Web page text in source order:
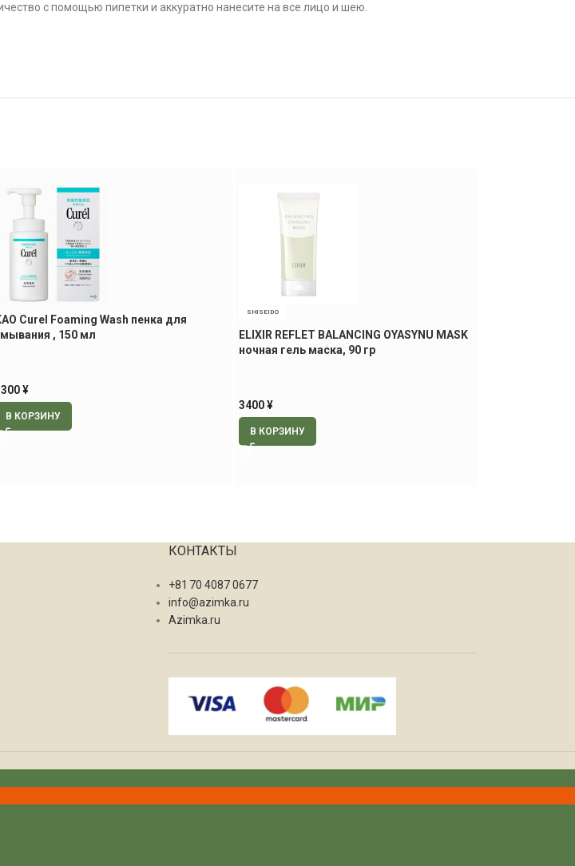
с помощью пипетки и аккуратно нанесите на все лицо и шею.
Curel Foaming Wash пенка для
, 150 мл
¥
В КОРЗИНУ
SHISEIDO
ELIXIR REFLET BALANCING OYASYNU MASK
ночная гель маска, 90 гр
3400¥
В КОРЗИНУ
КОНТАКТЫ
+81 70 4087 0677
info@azimka.ru
Azimka.ru